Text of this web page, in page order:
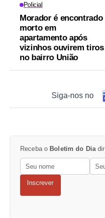
Policial
Morador é encontrado
morto em
apartamento após
vizinhos ouvirem tiros
no bairro União
Siga-nos no
Receba o Boletim do Dia
Inscrever